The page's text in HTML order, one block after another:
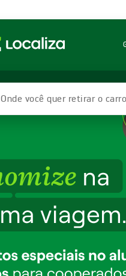
Onde você quer retirar o